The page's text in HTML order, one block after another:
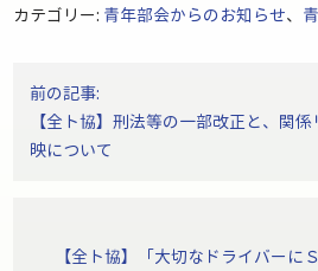
カテゴリー: 青年部会からのお知らせ、
投
稿
ナ
前の記事:
【全ト協】刑法等の一部改正と、関
映について
【全ト協】「大切なドライバーに